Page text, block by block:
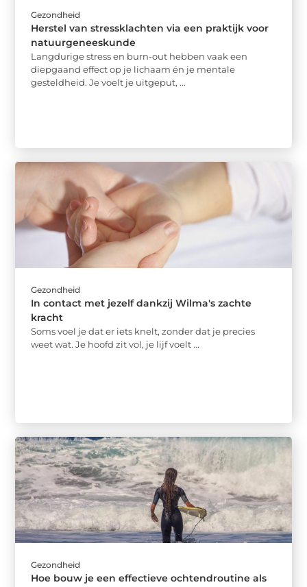
Gezondheid
Herstel van stressklachten via een praktijk voor
natuurgeneeskunde
Langdurige stress en burn-out hebben vaak een
diepgaand effect op je lichaam én je mentale
gesteldheid. Je voelt je uitgeput, ...
Gezondheid
In contact met jezelf dankzij Wilma's zachte
kracht
Soms voel je dat er iets knelt, zonder dat je precies
weet wat. Je hoofd zit vol, je lijf voelt ...
Gezondheid
Hoe bouw je een effectieve ochtendroutine als